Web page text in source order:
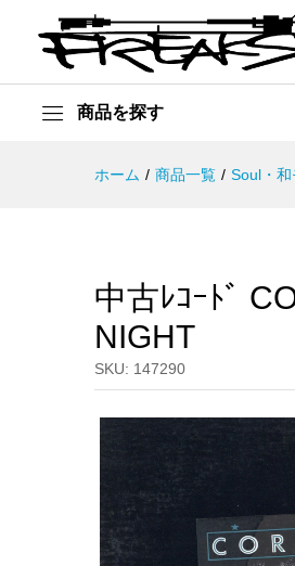
商品を探す
ホーム / 商品一覧 / Soul・
中古ﾚｺｰﾄﾞ
NIGHT
SKU: 147290
中古ﾚｺｰﾄﾞ
説明